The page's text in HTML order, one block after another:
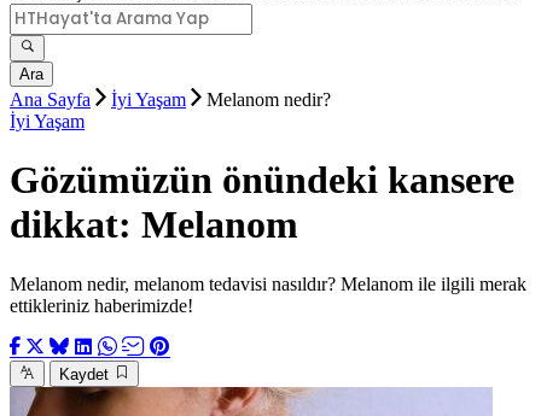
Ara
Ana Sayfa İyi Yaşam
Melanom nedir?
İyi Yaşam
Gözümüzün önündeki kansere
dikkat: Melanom
Melanom nedir, melanom tedavisi nasıldır? Melanom ile ilgili merak
ettikleriniz haberimizde!
Kaydet